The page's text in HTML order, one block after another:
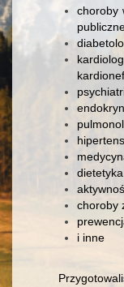
choroby
choroby
i inne